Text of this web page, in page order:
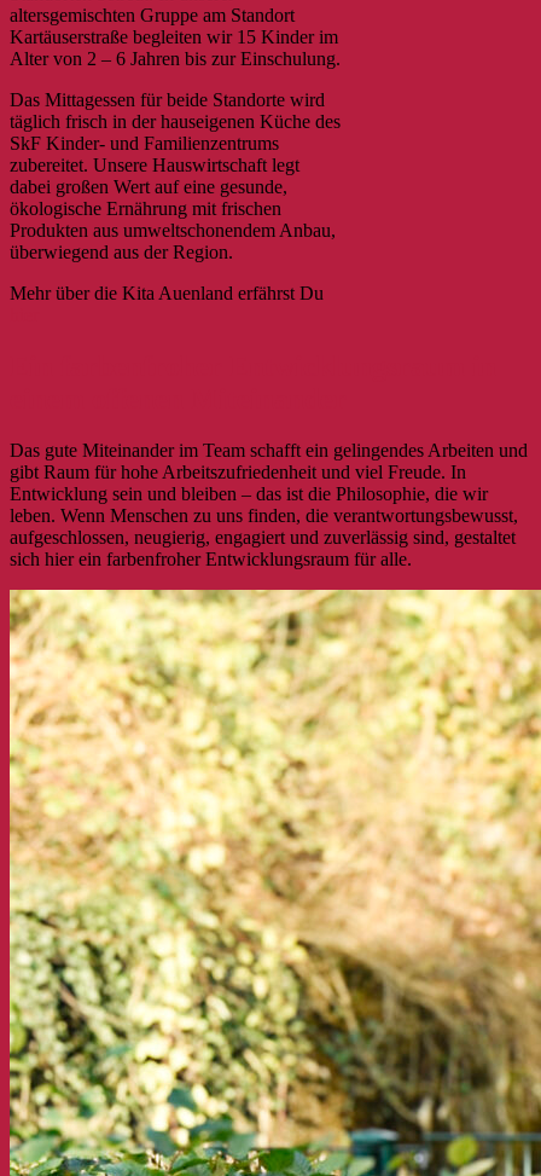
altersgemischten Gruppe am Standort
Kartäuserstraße begleiten wir 15 Kinder im
Alter von 2 – 6 Jahren bis zur Einschulung.
Das Mittagessen für beide Standorte wird
täglich frisch in der hauseigenen Küche des
SkF Kinder- und Familienzentrums
zubereitet. Unsere Hauswirtschaft legt
dabei großen Wert auf eine gesunde,
ökologische Ernährung mit frischen
Produkten aus umweltschonendem Anbau,
überwiegend aus der Region.
Mehr über die Kita Auenland erfährst Du
Das gute Miteinander im Team schafft ein gelingendes Arbeiten und
gibt Raum für hohe Arbeitszufriedenheit und viel Freude. In
Entwicklung sein und bleiben – das ist die Philosophie, die wir
leben. Wenn Menschen zu uns finden, die verantwortungsbewusst,
aufgeschlossen, neugierig, engagiert und zuverlässig sind, gestaltet
sich hier ein farbenfroher Entwicklungsraum für alle.